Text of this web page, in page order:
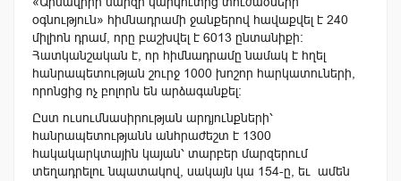
օգնություն» հիմնադրամի ջանքերով հավաքվել է 240
միլիոն դրամ, որը բաշխվել է 6013 ընտանիքի։
Հատկանշական է, որ հիմնադրամը նամակ է հղել
հանրապետության շուրջ 1000 խոշոր հարկատուների,
որոնցից ոչ բոլորն են արձագանքել:
Ըստ ուսումնասիրության արդյունքների՝
հանրապետությանն անհրաժեշտ է 1300
հակակարկտային կայան՝ տարբեր մարզերում
տեղադրելու նպատակով, սակայն կա 154-ը, եւ ամեն